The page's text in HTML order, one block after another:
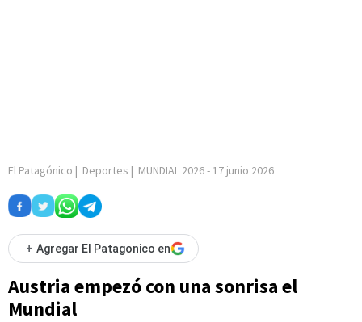
El Patagónico | Deportes | MUNDIAL 2026- 17 junio 2026
+ Agregar El Patagonico en
Austria empezó con una sonrisa el
Mundial